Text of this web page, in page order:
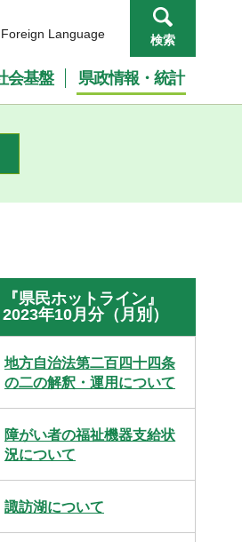
Foreign Language 検索
会基盤 県政情報・統計
『県民ホットライン』
2023年10月分（月別）
地方自治法第二百四十四条
の二の解釈・運用について
障がい者の福祉機器支給状
況について
諏訪湖について